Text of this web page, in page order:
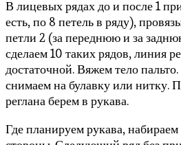
В лицевых рядах до и после 1
есть, по 8 петель в ряду),
петли 2 (за переднюю и за
сделаем 10 таких рядов, линия
достаточной. Вяжем тело
снимаем на булавку или нитку.
реглана берем в рукава.
Где планируем рукава,